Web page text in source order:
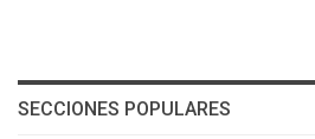
SECCIONES POPULARES